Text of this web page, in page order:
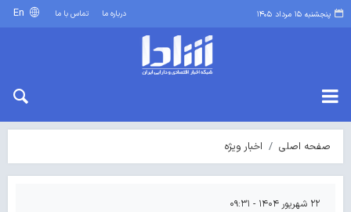
پنجشنبه ۱۵ مرداد ۱۴۰۵ درباره ما تماس با ما
صفحه اصلی اخبار ویژه
۲۲ شهریور ۱۴۰۴ - ۰۹:۳۱